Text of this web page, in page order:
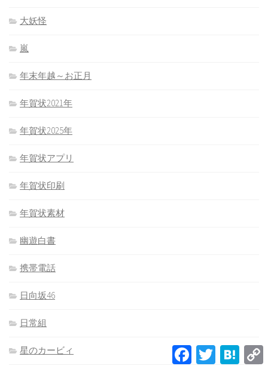
大妖怪
嵐
年末年越～お正月
年賀状2021年
年賀状2025年
年賀状アプリ
年賀状印刷
年賀状素材
幽遊白書
携帯電話
日向坂46
日常組
星のカービィ FacebookTwitter Hatena